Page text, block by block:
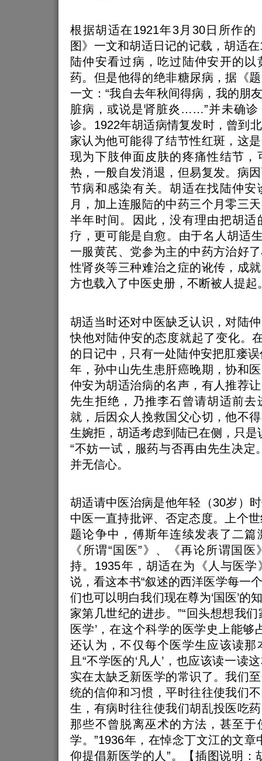
根据胡适在1921年3月30日所作的
图》一文和胡适日记的记载，胡适
陆仲安看过病，吃过陆仲安开的以
药。但是他得的绝非糖尿病，据《
一文：“我自去年秋间得病，我的朋
脏病，或说是肾脏炎……”并未确诊
诊。1922年胡适病情复发时，曾到
家认为他可能得了结节性红斑，这
现为下肢伸面皮肤的疼痛性结节，
热，一般自发消退，但易复发。病
节病和感染有关。胡适在找陆仲安
月，加上连服陆的中药三个月零三
半年时间。因此，没有理由把胡适
疗，更可能是自愈。由于名人胡适
一服黄芪、党参为主的中药方治好
性肾炎等三种难治之症的讹传，成
方也载入了中医史册，不断被人提起
胡适当时还对中医缺乏认识，对陆
快他对陆仲安的态度就起了变化。
的日记中，只有一处陆仲安把肛瘘
年，孙中山先生患肝癌晚期，协和
仲安为胡适治病的名声，有人推荐
先生拒绝，乃推李石曾请胡适前去
就，后因众人挽救国父心切，他不
生婉拒，胡适考虑到陆已在侧，只是
“不妨一试，服药与否再由先生决定
并无信心。
胡适请中医治病是他年轻（30岁）
中医一直持批评、否定态度。上个
题论争中，傅斯年连续发表了二篇
《所谓“国医”》、《再论所谓国
持。1935年，胡适在为《人与医
说，看这本书“叙述的西洋医学每一
们也可以明白我们现在尊为‘国医’的
家第几世纪的进步。”“回头想想我
医学’，在这个科学的医学史上能够
还认为，不仅每个医学生应该读那
且“不学医的‘凡人’，也应该读一
实在太缺乏新医学的常识了。我们
统的信仰和习惯，平时往往使我们
生，有病时往往使我们胡乱投医吃
那些不曾脱离巫术的方法，甚至于
学。”1936年，在悼念丁文江的文章
仰提倡新医学的人”。【插图说明：